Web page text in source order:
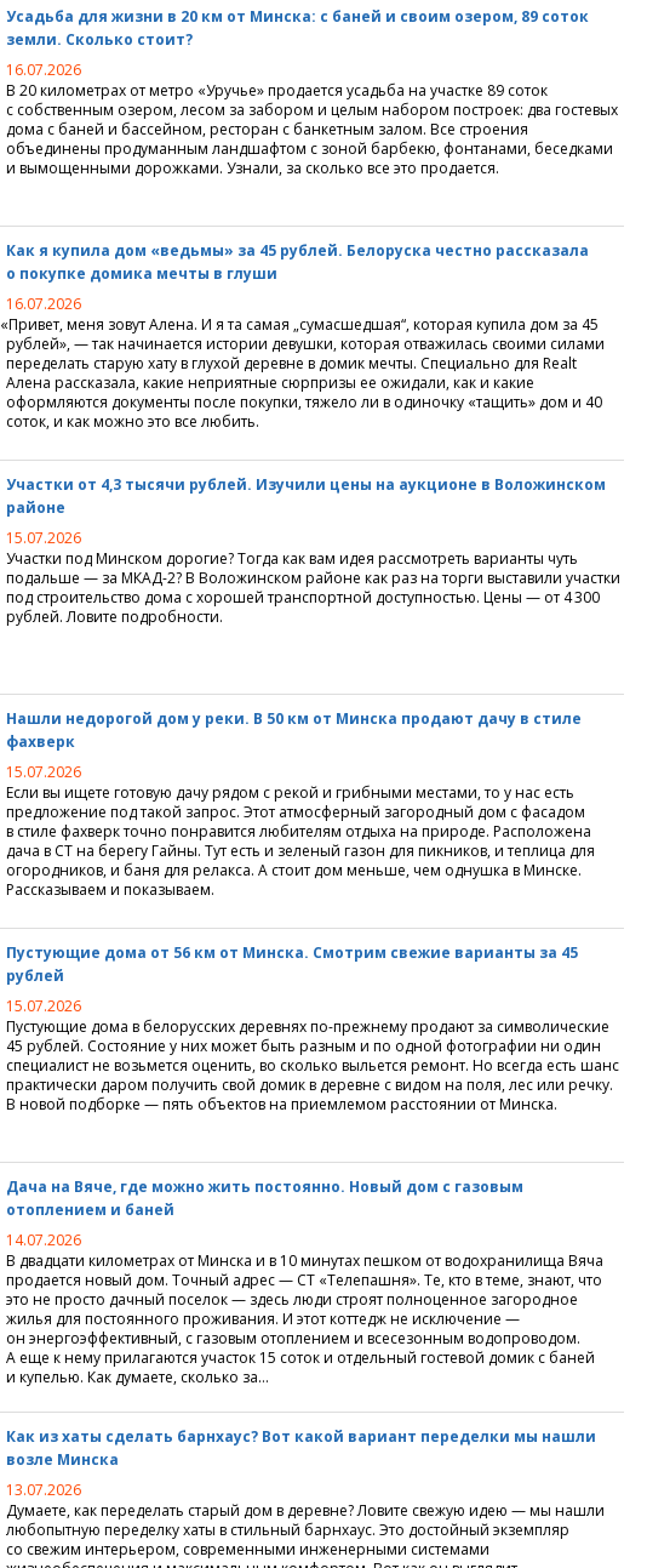
Усадьба для жизни в 20 км от Минска: с баней и своим озером, 89 соток
земли. Сколько стоит?
16.07.2026
В 20 километрах от метро «Уручье» продается усадьба на участке 89 соток
с собственным озером, лесом за забором и целым набором построек: два гостевых
дома с баней и бассейном, ресторан с банкетным залом. Все строения
объединены продуманным ландшафтом с зоной барбекю, фонтанами, беседками
и вымощенными дорожками. Узнали, за сколько все это продается.
Как я купила дом «ведьмы» за 45 рублей. Белоруска честно рассказала
о покупке домика мечты в глуши
16.07.2026
«Привет, меня зовут Алена. И я та самая „сумасшедшая“, которая купила дом за 45
рублей», — так начинается истории девушки, которая отважилась своими силами
переделать старую хату в глухой деревне в домик мечты. Специально для Realt
Алена рассказала, какие неприятные сюрпризы ее ожидали, как и какие
оформляются документы после покупки, тяжело ли в одиночку «тащить» дом и 40
соток, и как можно это все любить.
Участки от 4,3 тысячи рублей. Изучили цены на аукционе в Воложинском
районе
15.07.2026
Участки под Минском дорогие? Тогда как вам идея рассмотреть варианты чуть
подальше — за МКАД-2? В Воложинском районе как раз на торги выставили участки
под строительство дома с хорошей транспортной доступностью. Цены — от 4 300
рублей. Ловите подробности.
Нашли недорогой дом у реки. В 50 км от Минска продают дачу в стиле
фахверк
15.07.2026
Если вы ищете готовую дачу рядом с рекой и грибными местами, то у нас есть
предложение под такой запрос. Этот атмосферный загородный дом с фасадом
в стиле фахверк точно понравится любителям отдыха на природе. Расположена
дача в СТ на берегу Гайны. Тут есть и зеленый газон для пикников, и теплица для
огородников, и баня для релакса. А стоит дом меньше, чем однушка в Минске.
Рассказываем и показываем.
Пустующие дома от 56 км от Минска. Смотрим свежие варианты за 45
рублей
15.07.2026
Пустующие дома в белорусских деревнях по-прежнему продают за символические
45 рублей. Состояние у них может быть разным и по одной фотографии ни один
специалист не возьмется оценить, во сколько выльется ремонт. Но всегда есть шанс
практически даром получить свой домик в деревне с видом на поля, лес или речку.
В новой подборке — пять объектов на приемлемом расстоянии от Минска.
Дача на Вяче, где можно жить постоянно. Новый дом с газовым
отоплением и баней
14.07.2026
В двадцати километрах от Минска и в 10 минутах пешком от водохранилища Вяча
продается новый дом. Точный адрес — СТ «Телепашня». Те, кто в теме, знают, что
это не просто дачный поселок — здесь люди строят полноценное загородное
жилья для постоянного проживания. И этот коттедж не исключение —
он энергоэффективный, с газовым отоплением и всесезонным водопроводом.
А еще к нему прилагаются участок 15 соток и отдельный гостевой домик с баней
и купелью. Как думаете, сколько за…
Как из хаты сделать барнхаус? Вот какой вариант переделки мы нашли
возле Минска
13.07.2026
Думаете, как переделать старый дом в деревне? Ловите свежую идею — мы нашли
любопытную переделку хаты в стильный барнхаус. Это достойный экземпляр
со свежим интерьером, современными инженерными системами